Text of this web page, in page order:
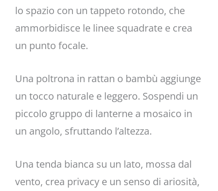
lo spazio con un tappeto rotondo, che
ammorbidisce le linee squadrate e crea
un punto focale.
Una poltrona in rattan o bambù aggiunge
un tocco naturale e leggero. Sospendi un
piccolo gruppo di lanterne a mosaico in
un angolo, sfruttando l’altezza.
Una tenda bianca su un lato, mossa dal
vento, crea privacy e un senso di ariosità,